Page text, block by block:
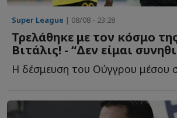
Super League | 08/08 - 23:28
Τρελάθηκε με τον κόσμο
Βιτάλις! - “Δεν είμαι